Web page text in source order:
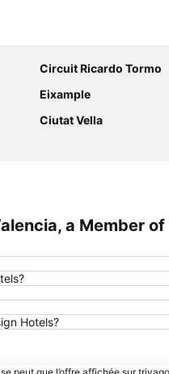
Circuit Ricardo Tormo
Eixample
Ciutat Vella
a Member
Hotels?